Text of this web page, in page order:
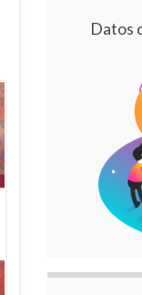
Datos